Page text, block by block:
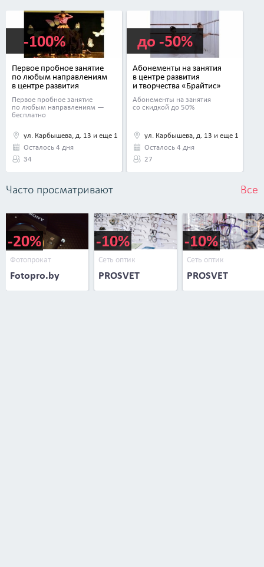
Первое пробное занятие
по любым направлениям
в центре развития
и творчества «Брайтис»
Первое пробное занятие
по любым направлениям —
бесплатно
ул. Карбышева, д. 13 и еще 1
Осталось 4 дня
34
-100%
Абонементы на занятия
в центре развития
и творчества «Брайтис»
Абонементы на занятия
со скидкой до 50%
ул. Карбышева, д. 13 и еще 1
Осталось 4 дня
27
до -50%
Часто просматривают Все
-20%
Фотопрокат
Fotopro.by
-10%
Сеть оптик
PROSVET
-10%
Сеть оптик
PROSVET